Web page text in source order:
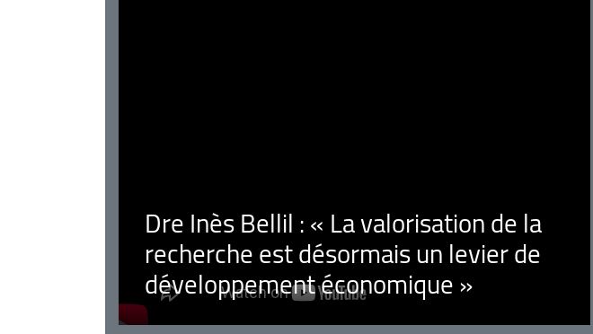
Dre Inès Bellil : « La valorisation de la
recherche est désormais un levier de
développement économique »